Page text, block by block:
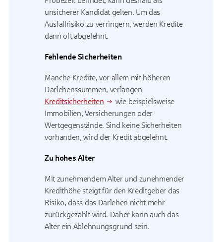
unsicherer Kandidat gelten. Um das
Ausfallrisiko zu verringern, werden Kredite
dann oft abgelehnt.
Fehlende Sicherheiten
Manche Kredite, vor allem mit höheren
Darlehenssummen, verlangen
Kreditsicherheiten
wie beispielsweise
Immobilien, Versicherungen oder
Wertgegenstände. Sind keine Sicherheiten
vorhanden, wird der Kredit abgelehnt.
Zu hohes Alter
Mit zunehmendem Alter und zunehmender
Kredithöhe steigt für den Kreditgeber das
Risiko, dass das Darlehen nicht mehr
zurückgezahlt wird. Daher kann auch das
Alter ein Ablehnungsgrund sein.